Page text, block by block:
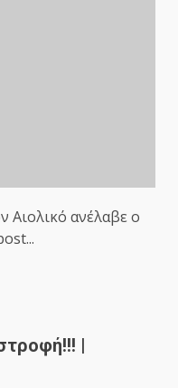
Αιολικό ανέλαβε ο
|